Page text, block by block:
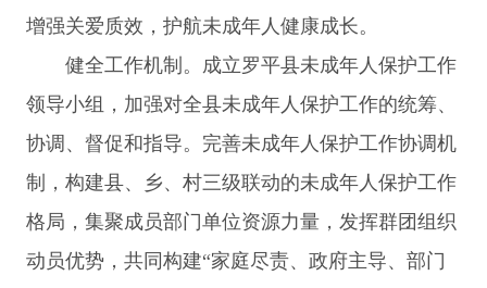
增强关爱质效，护航未成年人健康成长。
健全工作机制。成立罗平县未成年人保护工作
领导小组，加强对全县未成年人保护工作的统筹、
协调、督促和指导。完善未成年人保护工作协调机
制，构建县、乡、村三级联动的未成年人保护工作
格局，集聚成员部门单位资源力量，发挥群团组织
动员优势，共同构建“家庭尽责、政府主导、部门